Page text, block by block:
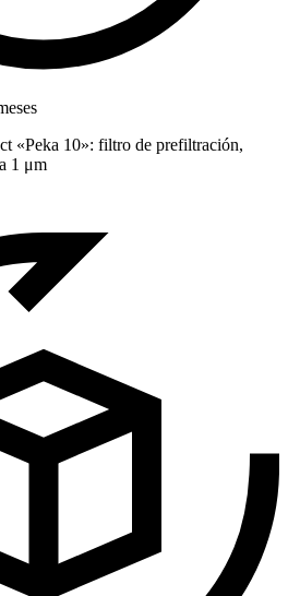
«Peka 10»: filtro de prefiltración,
1 μm